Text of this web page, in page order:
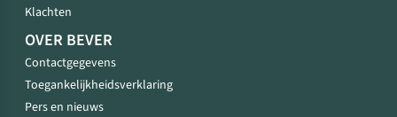
Klachten
OVER BEVER
Contactgegevens
Toegankelijkheidsverklaring
Pers en nieuws